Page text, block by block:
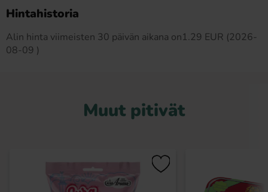
Hintahistoria
Alin hinta viimeisten 30 päivän aikana on1.29 EUR (2026-
08-09 )
Muut pitivät